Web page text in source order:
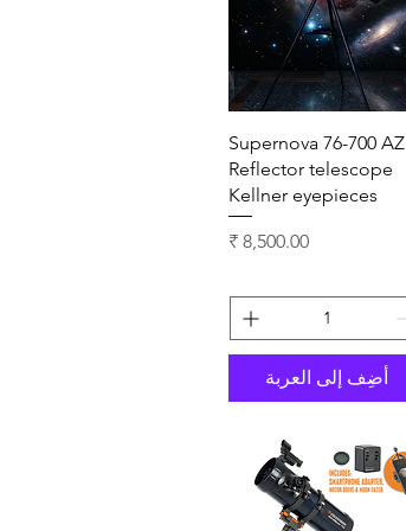
العرض السريع
Supernova 76-700 AZ
Reflector telescope
Kellner eyepieces
السعر
أضِف إلى العربة